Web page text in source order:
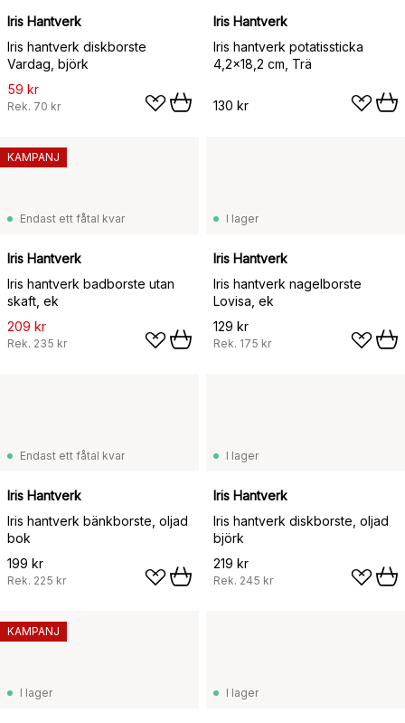
Iris Hantverk
Iris hantverk diskborste
Vardag, björk
59 kr
Rek. 70 kr
Iris Hantverk
Iris hantverk potatissticka
4,2x18,2 cm, Trä
130 kr
Endast ett fåtal kvar
Iris Hantverk
Iris hantverk badborste utan
skaft, ek
209 kr
Rek. 235 kr
KAMPANJ
I lager
Iris Hantverk
Iris hantverk nagelborste
Lovisa, ek
129 kr
Rek. 175 kr
Endast ett fåtal kvar
Iris Hantverk
Iris hantverk bänkborste, oljad
bok
199 kr
Rek. 225 kr
I lager
Iris Hantverk
Iris hantverk diskborste, oljad
björk
219 kr
Rek. 245 kr
I lager
KAMPANJ
I lager